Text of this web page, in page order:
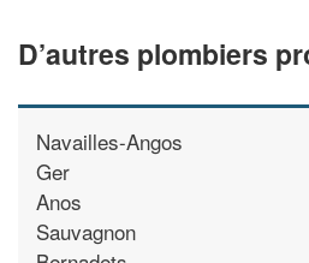
D’autres plombiers
Navailles-Angos
Ger
Anos
Sauvagnon